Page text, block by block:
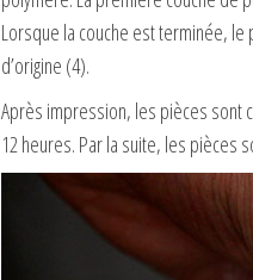
Lorsque la couche est terminée, le
d’origine (4).
Après impression, les pièces sont
12 heures. Par la suite, les pièces